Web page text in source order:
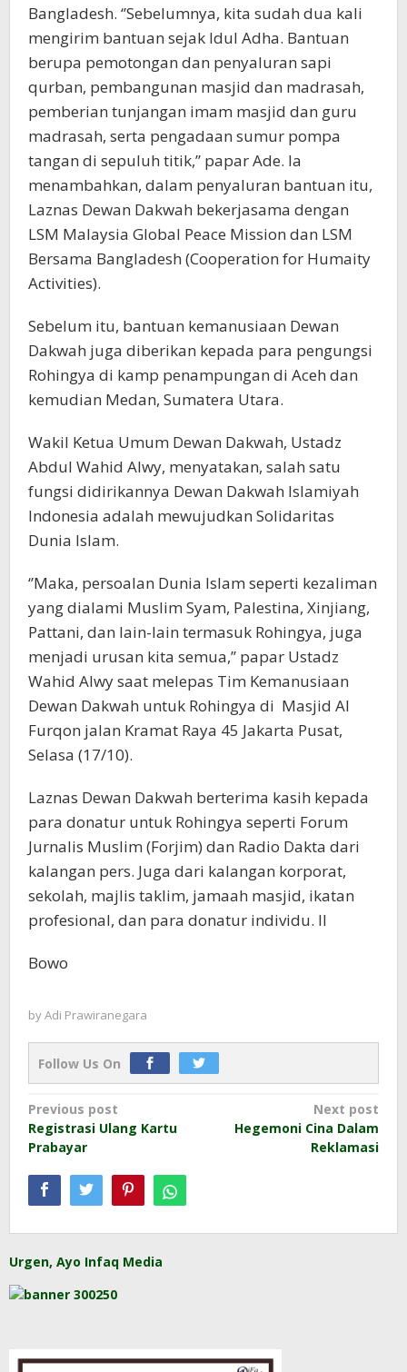
Bangladesh. ‘’Sebelumnya, kita sudah dua kali
mengirim bantuan sejak Idul Adha. Bantuan
berupa pemotongan dan penyaluran sapi
qurban, pembangunan masjid dan madrasah,
pemberian tunjangan imam masjid dan guru
madrasah, serta pengadaan sumur pompa
tangan di sepuluh titik,’’ papar Ade. Ia
menambahkan, dalam penyaluran bantuan itu,
Laznas Dewan Dakwah bekerjasama dengan
LSM Malaysia Global Peace Mission dan LSM
Bersama Bangladesh (Cooperation for Humaity
Activities).
Sebelum itu, bantuan kemanusiaan Dewan
Dakwah juga diberikan kepada para pengungsi
Rohingya di kamp penampungan di Aceh dan
kemudian Medan, Sumatera Utara.
Wakil Ketua Umum Dewan Dakwah, Ustadz
Abdul Wahid Alwy, menyatakan, salah satu
fungsi didirikannya Dewan Dakwah Islamiyah
Indonesia adalah mewujudkan Solidaritas
Dunia Islam.
‘’Maka, persoalan Dunia Islam seperti kezaliman
yang dialami Muslim Syam, Palestina, Xinjiang,
Pattani, dan lain-lain termasuk Rohingya, juga
menjadi urusan kita semua,’’ papar Ustadz
Wahid Alwy saat melepas Tim Kemanusiaan
Dewan Dakwah untuk Rohingya di Masjid Al
Furqon jalan Kramat Raya 45 Jakarta Pusat,
Selasa (17/10).
Laznas Dewan Dakwah berterima kasih kepada
para donatur untuk Rohingya seperti Forum
Jurnalis Muslim (Forjim) dan Radio Dakta dari
kalangan pers. Juga dari kalangan korporat,
sekolah, majlis taklim, jamaah masjid, ikatan
profesional, dan para donatur individu. II
Bowo
byAdi Prawiranegara
Follow Us On
Post
navigation
Previous post
Registrasi Ulang Kartu
Prabayar
Next post
Hegemoni Cina Dalam
Reklamasi
Urgen, Ayo Infaq Media